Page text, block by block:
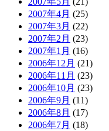
2007年4月 (25)
2007年3月 (22)
2007年2月 (23)
2007年1月 (16)
2006年12月 (21)
2006年11月 (23)
2006年10月 (23)
2006年9月 (11)
2006年8月 (17)
2006年7月 (18)